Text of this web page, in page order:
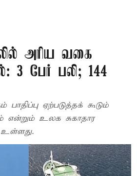
அரிய வகை
3 பேர் பலி; 144
பாதிப்பு ஏற்படுத்தக் கூடும்
என்றும் உலக சுகாதார
உள்ளது.